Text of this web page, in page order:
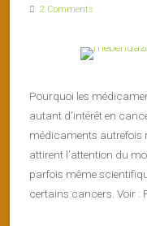
2 Comments
Pourquoi les
autant d’intérêt en
médicaments autrefois
attirent l’attention du
parfois même
certains cancers. Voir :